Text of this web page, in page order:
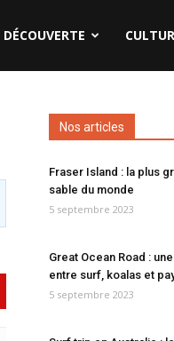
DÉCOUVERTE
Nos articles
Fraser Island : la plus
sable du monde
5 septembre 2023
Great Ocean Road :
entre surf, koalas et
5 septembre 2023